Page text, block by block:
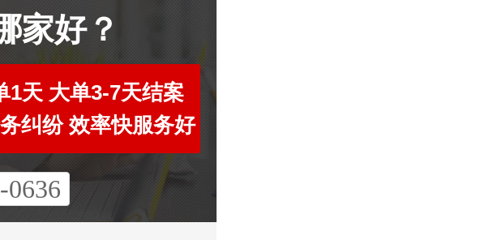
家好？
1天 大单3-7天结案
纠纷 效率快服务好
0636